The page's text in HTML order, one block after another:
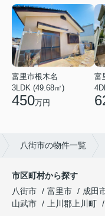
富里市根木名
3LDK (49.68㎡)
450万円
富
八街市の物件一覧
市区町村から探す
八街市
富里市 成田
山武市
上川郡上川町